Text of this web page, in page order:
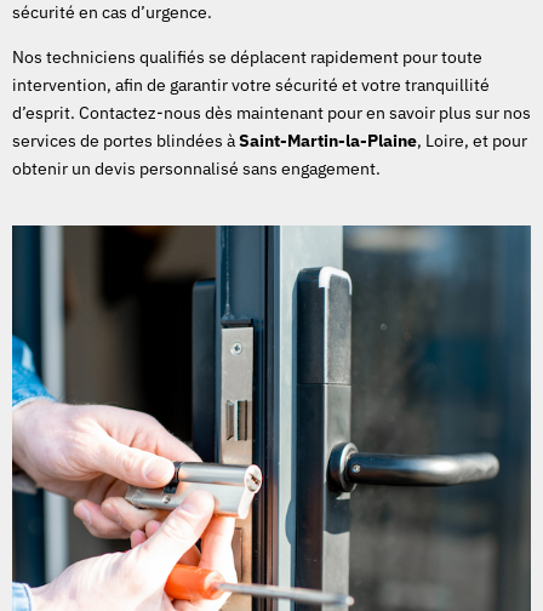
sécurité en cas d’urgence.
Nos techniciens qualifiés se déplacent rapidement pour toute
intervention, afin de garantir votre sécurité et votre tranquillité
d’esprit. Contactez-nous dès maintenant pour en savoir plus sur nos
services de portes blindées àSaint-Martin-la-Plaine, Loire, et pour
obtenir un devis personnalisé sans engagement.